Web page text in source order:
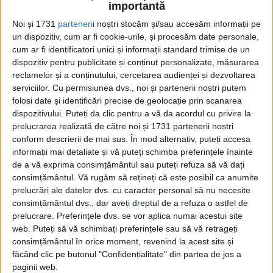
importantă
Noi și 1731 partenerii noștri stocăm și/sau accesăm informații pe
un dispozitiv, cum ar fi cookie-urile, și procesăm date personale,
cum ar fi identificatori unici și informații standard trimise de un
dispozitiv pentru publicitate și conținut personalizate, măsurarea
reclamelor și a conținutului, cercetarea audienței și dezvoltarea
serviciilor. Cu permisiunea dvs., noi și partenerii noștri putem
folosi date și identificări precise de geolocație prin scanarea
dispozitivului. Puteți da clic pentru a vă da acordul cu privire la
prelucrarea realizată de către noi și 1731 partenerii noștri
conform descrierii de mai sus. În mod alternativ, puteți accesa
informații mai detaliate și vă puteți schimba preferințele înainte
de a vă exprima consimțământul sau puteți refuza să vă dați
consimțământul. Vă rugăm să rețineți că este posibil ca anumite
prelucrări ale datelor dvs. cu caracter personal să nu necesite
consimțământul dvs., dar aveți dreptul de a refuza o astfel de
prelucrare. Preferințele dvs. se vor aplica numai acestui site
web. Puteți să vă schimbați preferințele sau să vă retrageți
consimțământul în orice moment, revenind la acest site și
făcând clic pe butonul "Confidențialitate" din partea de jos a
paginii web.
română şi franceză Panait Istrati. Prefaţa povestirii...
Cea mai mare revistă de istorie din Europa!.
Media KIT
PORTOFOLIU
Capital
Evenimentul Zilei
Doctorul Zilei